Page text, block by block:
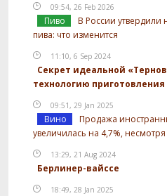
09:54, 26 Feb 2026
Пиво
В России утвердили
пива: что изменится
11:10, 6 Sep 2024
Секрет идеальной
технологию приготовления
09:51, 29 Jan 2025
Вино
Продажа
увеличилась на 4,7%,
13:29, 21 Aug 2024
Берлинер-вайссе
18:49, 28 Jan 2025